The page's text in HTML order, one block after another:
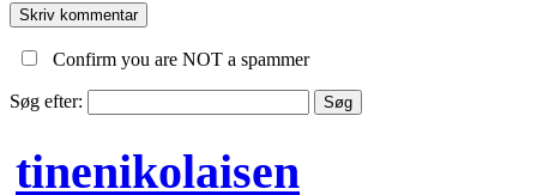
Confirm you are NOT a spammer
Søg efter:
tinenikolaisen